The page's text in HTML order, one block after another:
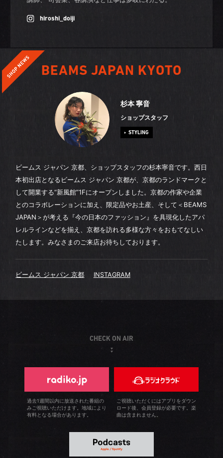
hiroshi_doiji
BEAMS JAPAN KYOTO
杉本 寧音
ショップスタッフ
STYLING
ビームス ジャパン 京都、ショップスタッフの杉本寧音です。西日
本初出店となるビームス ジャパン 京都が、京都のランドマークと
して開業する“新風館”1Fにオープンしました。京都の作家や企業
とのコラボレーションに加え、限定品やお土産、そして＜BEAMS
JAPAN＞が考える『今の日本のファッション』を具現化したアパ
レルラインなどを揃え、京都を訪れる多様な方々をおもてなしい
たします。みなさまのご来店お待ちしております。
ビームス ジャパン 京都 INSTAGRAM
CHECK ON AIR
過去1週間以内に放送された番組の
みご視聴いただけます。地域により
有料となる場合があります。
ご視聴いただくにはアプリをダウン
ロード後、会員登録が必要です。楽
曲は含まれません。